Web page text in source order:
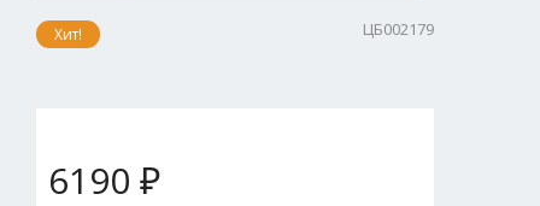
Хит! ЦБ002179
6190 ₽